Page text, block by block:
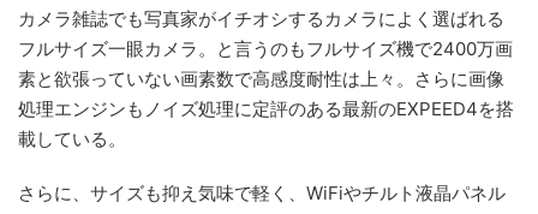
カメラ雑誌でも写真家がイチオシするカメラによく選ばれる
フルサイズ一眼カメラ。と言うのもフルサイズ機で2400万画
素と欲張っていない画素数で高感度耐性は上々。さらに画像
処理エンジンもノイズ処理に定評のある最新のEXPEED4を搭
載している。
さらに、サイズも抑え気味で軽く、WiFiやチルト液晶パネル